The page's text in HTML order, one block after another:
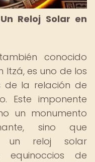
Reloj Solar en
conocido
Itzá, es uno de los
de la relación de
Este imponente
un monumento
sino que
un reloj solar
equinoccios de